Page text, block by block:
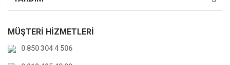
MÜŞTERİ HİZMETLERİ
0 850 304 4 506